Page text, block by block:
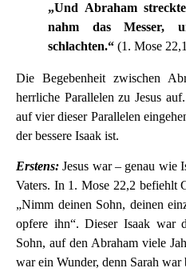
„Und Abraham
nahm das Messer,
schlachten.“ (1. Mose
Die Begebenheit zwischen
herrliche Parallelen zu Jesus
auf vier dieser Parallelen
der bessere Isaak ist.
Erstens: Jesus war – genau wie
Vaters. In 1. Mose 22,2 befiehlt
„Nimm deinen Sohn, deinen
opfere ihn“. Dieser Isaak war
Sohn, auf den Abraham viele
war ein Wunder, denn Sarah war